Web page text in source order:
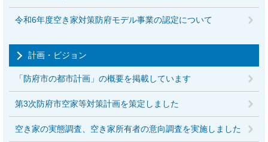
令和6年度空き家対策防府モデル事業の認定について
計画・ビジョン
「防府市の都市計画」の概要を掲載しています
第3次防府市空家等対策計画を策定しました
空き家の実態調査、空き家所有者の意向調査を実施しました